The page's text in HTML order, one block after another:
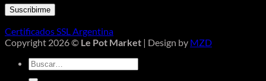
Certificados SSL Argentina
Copyright 2026 © Le Pot Market | Design by MZD
Buscar
por: